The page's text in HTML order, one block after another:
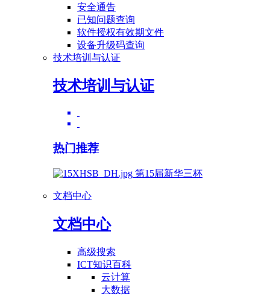
安全通告
已知问题查询
软件授权有效期文件
设备升级码查询
技术培训与认证
技术培训与认证
热门推荐
第15届新华三杯
文档中心
文档中心
高级搜索
ICT知识百科
云计算
大数据